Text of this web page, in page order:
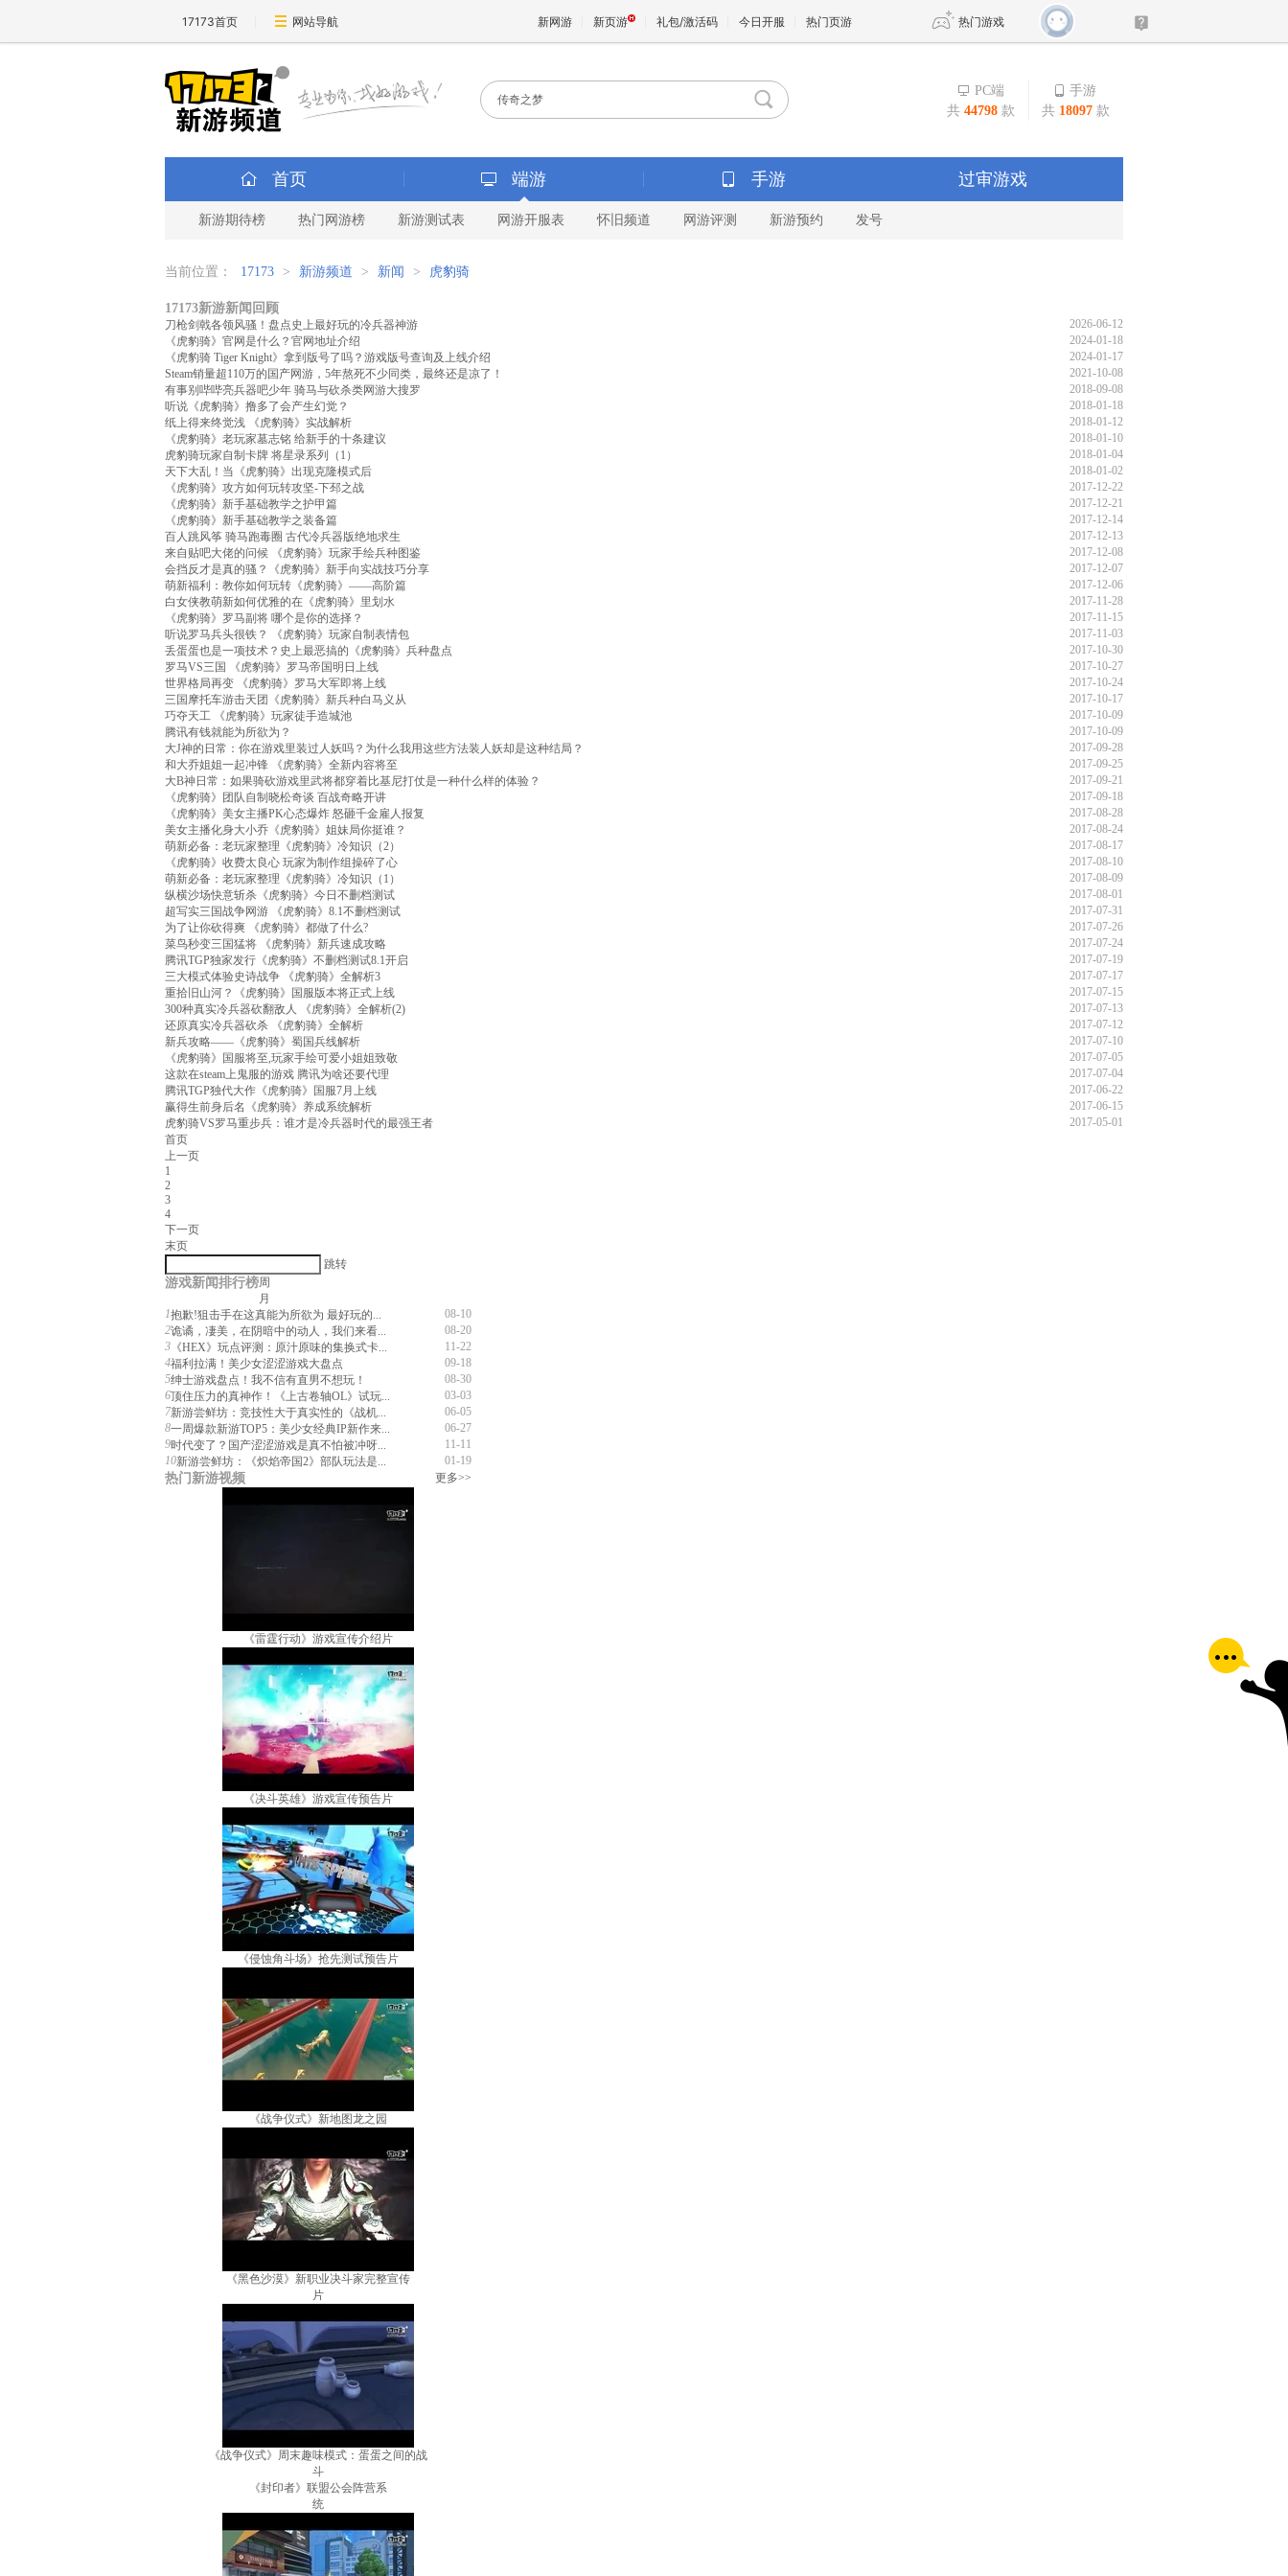
17173首页 网站导航 新网游 新页游 礼包/激活码 今日开服 热门页游 热门游戏
传奇4
新天龙八部
王权与自由
PC端
共 44798 款
手游
共 18097 款
首页 端游 手游 过审游戏
新游期待榜 热门网游榜 新游测试表 网游开服表 怀旧频道 网游评测 新游预约 发号
当前位置： 17173 > 新游频道 > 新闻 > 虎豹骑
17173新游新闻回顾
2026-06-12
刀枪剑戟各领风骚！盘点史上最好玩的冷兵器神游
2024-01-18
《虎豹骑》官网是什么？官网地址介绍
2024-01-17
《虎豹骑 Tiger Knight》拿到版号了吗？游戏版号查询及上线介绍
2021-10-08
Steam销量超110万的国产网游，5年熬死不少同类，最终还是凉了！
2018-09-08
有事别哔哔亮兵器吧少年 骑马与砍杀类网游大搜罗
2018-01-18
听说《虎豹骑》撸多了会产生幻觉？
2018-01-12
纸上得来终觉浅 《虎豹骑》实战解析
2018-01-10
《虎豹骑》老玩家墓志铭 给新手的十条建议
2018-01-04
虎豹骑玩家自制卡牌 将星录系列（1）
2018-01-02
天下大乱！当《虎豹骑》出现克隆模式后
2017-12-22
《虎豹骑》攻方如何玩转攻坚-下邳之战
2017-12-21
《虎豹骑》新手基础教学之护甲篇
2017-12-14
《虎豹骑》新手基础教学之装备篇
2017-12-13
百人跳风筝 骑马跑毒圈 古代冷兵器版绝地求生
2017-12-08
来自贴吧大佬的问候 《虎豹骑》玩家手绘兵种图鉴
2017-12-07
会挡反才是真的骚？《虎豹骑》新手向实战技巧分享
2017-12-06
萌新福利：教你如何玩转《虎豹骑》——高阶篇
2017-11-28
白女侠教萌新如何优雅的在《虎豹骑》里划水
2017-11-15
《虎豹骑》罗马副将 哪个是你的选择？
2017-11-03
听说罗马兵头很铁？ 《虎豹骑》玩家自制表情包
2017-10-30
丢蛋蛋也是一项技术？史上最恶搞的《虎豹骑》兵种盘点
2017-10-27
罗马VS三国 《虎豹骑》罗马帝国明日上线
2017-10-24
世界格局再变 《虎豹骑》罗马大军即将上线
2017-10-17
三国摩托车游击天团《虎豹骑》新兵种白马义从
2017-10-09
巧夺天工 《虎豹骑》玩家徒手造城池
2017-10-09
腾讯有钱就能为所欲为？
2017-09-28
大J神的日常：你在游戏里装过人妖吗？为什么我用这些方法装人妖却是这种结局？
2017-09-25
和大乔姐姐一起冲锋 《虎豹骑》全新内容将至
2017-09-21
大B神日常：如果骑砍游戏里武将都穿着比基尼打仗是一种什么样的体验？
2017-09-18
《虎豹骑》团队自制晓松奇谈 百战奇略开讲
2017-08-28
《虎豹骑》美女主播PK心态爆炸 怒砸千金雇人报复
2017-08-24
美女主播化身大小乔《虎豹骑》姐妹局你挺谁？
2017-08-17
萌新必备：老玩家整理《虎豹骑》冷知识（2）
2017-08-10
《虎豹骑》收费太良心 玩家为制作组操碎了心
2017-08-09
萌新必备：老玩家整理《虎豹骑》冷知识（1）
2017-08-01
纵横沙场快意斩杀《虎豹骑》今日不删档测试
2017-07-31
超写实三国战争网游 《虎豹骑》8.1不删档测试
2017-07-26
为了让你砍得爽 《虎豹骑》都做了什么?
2017-07-24
菜鸟秒变三国猛将 《虎豹骑》新兵速成攻略
2017-07-19
腾讯TGP独家发行《虎豹骑》不删档测试8.1开启
2017-07-17
三大模式体验史诗战争 《虎豹骑》全解析3
2017-07-15
重拾旧山河？《虎豹骑》国服版本将正式上线
2017-07-13
300种真实冷兵器砍翻敌人 《虎豹骑》全解析(2)
2017-07-12
还原真实冷兵器砍杀 《虎豹骑》全解析
2017-07-10
新兵攻略——《虎豹骑》蜀国兵线解析
2017-07-05
《虎豹骑》国服将至,玩家手绘可爱小姐姐致敬
2017-07-04
这款在steam上鬼服的游戏 腾讯为啥还要代理
2017-06-22
腾讯TGP独代大作《虎豹骑》国服7月上线
2017-06-15
赢得生前身后名《虎豹骑》养成系统解析
2017-05-01
虎豹骑VS罗马重步兵：谁才是冷兵器时代的最强王者
首页
上一页
1
2
3
4
下一页
末页
跳转
游戏新闻排行榜周
月
1
08-10
抱歉!狙击手在这真能为所欲为 最好玩的...
2
08-20
诡谲，凄美，在阴暗中的动人，我们来看...
3
11-22
《HEX》玩点评测：原汁原味的集换式卡...
4
09-18
福利拉满！美少女涩涩游戏大盘点
5
08-30
绅士游戏盘点！我不信有直男不想玩！
6
03-03
顶住压力的真神作！《上古卷轴OL》试玩...
7
06-05
新游尝鲜坊：竞技性大于真实性的《战机...
8
06-27
一周爆款新游TOP5：美少女经典IP新作来...
9
11-11
时代变了？国产涩涩游戏是真不怕被冲呀...
10
01-19
新游尝鲜坊：《炽焰帝国2》部队玩法是...
热门新游视频 更多>>
《雷霆行动》游戏宣传介绍片
《决斗英雄》游戏宣传预告片
《侵蚀角斗场》抢先测试预告片
《战争仪式》新地图龙之园
《黑色沙漠》新职业决斗家完整宣传
片
《战争仪式》周末趣味模式：蛋蛋之间的战
斗
《封印者》联盟公会阵营系
统